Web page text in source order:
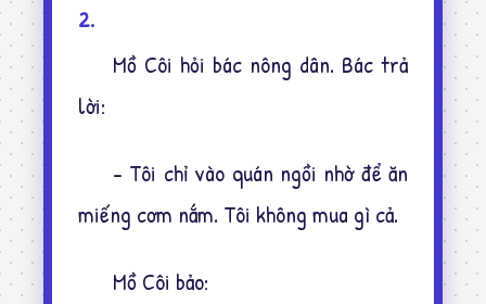
2.
Mồ Côi hỏi bác nông dân. Bác trả
lời:
- Tôi chỉ vào quán ngồi nhờ để ăn
miếng cơm nắm. Tôi không mua gì cả.
Mồ Côi bảo: